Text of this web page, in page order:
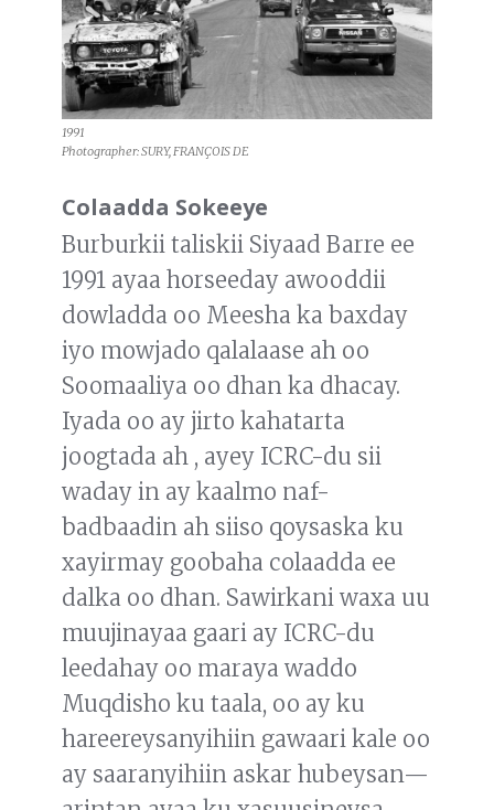
1991
Photographer: SURY, FRANÇOIS DE
Colaadda Sokeeye
Burburkii taliskii Siyaad Barre ee
1991 ayaa horseeday awooddii
dowladda oo Meesha ka baxday
iyo mowjado qalalaase ah oo
Soomaaliya oo dhan ka dhacay.
Iyada oo ay jirto kahatarta
joogtada ah , ayey ICRC-du sii
waday in ay kaalmo naf-
badbaadin ah siiso qoysaska ku
xayirmay goobaha colaadda ee
dalka oo dhan. Sawirkani waxa uu
muujinayaa gaari ay ICRC-du
leedahay oo maraya waddo
Muqdisho ku taala, oo ay ku
hareereysanyihiin gawaari kale oo
ay saaranyihiin askar hubeysan—